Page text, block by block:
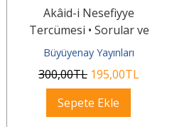
Akâid-i Nesefiyye
Tercümesi • Sorular ve
Cevaplarla Hadis Usûlü
Büyüyenay Yayınları
300,00TL 195,00TL
Sepete Ekle